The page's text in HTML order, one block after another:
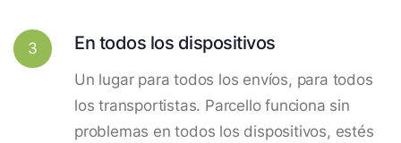
3 En todos los dispositivos
Un lugar para todos los envíos, para todos
los transportistas. Parcello funciona sin
problemas en todos los dispositivos, estés